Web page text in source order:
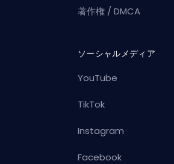
著作権 / DMCA
ソーシャルメディア
YouTube
TikTok
Instagram
Facebook